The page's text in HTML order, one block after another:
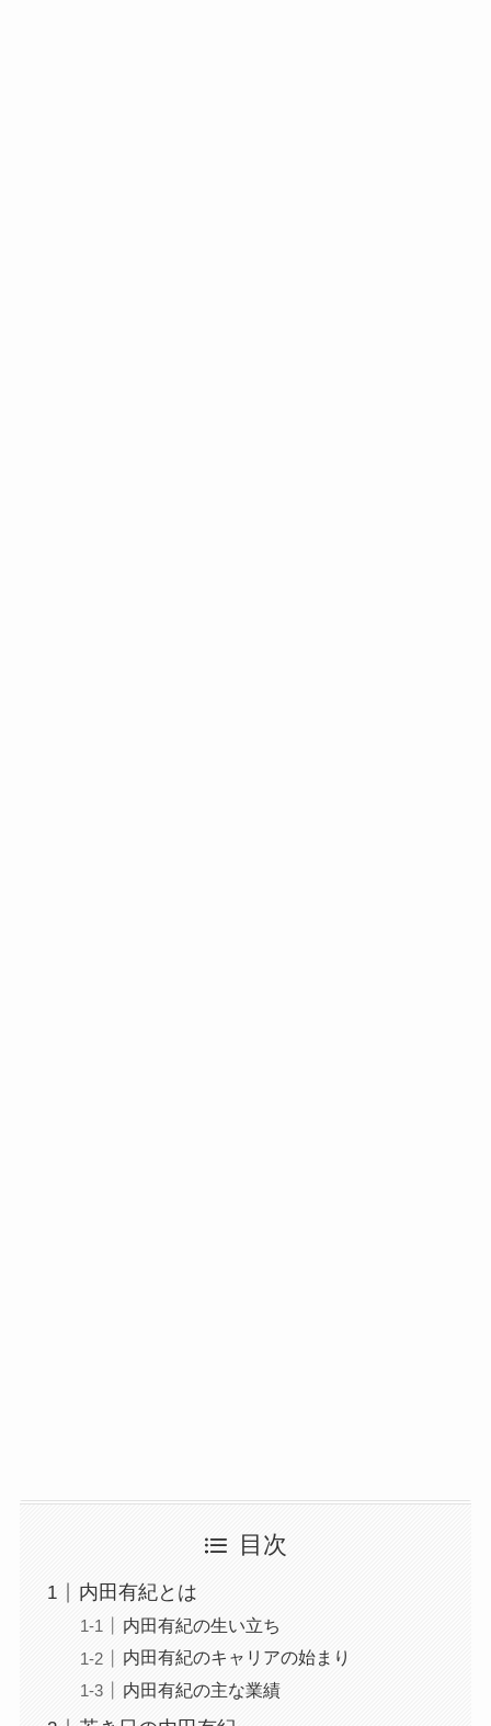
目次
内田有紀とは
内田有紀の生い立ち
内田有紀のキャリアの始まり
内田有紀の主な業績